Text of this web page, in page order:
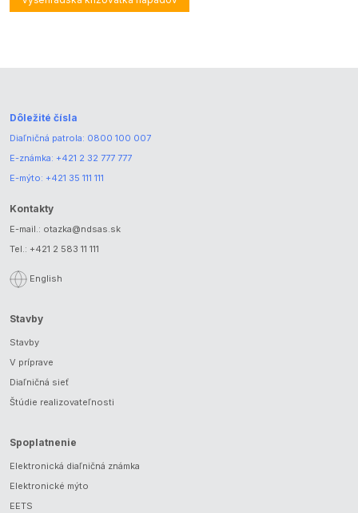
Dôležité čísla
Diaľničná patrola: 0800 100 007
E-známka: +421 2 32 777 777
E-mýto: +421 35 111 111
Kontakty
E-mail.: otazka@ndsas.sk
Tel.: +421 2 583 11 111
English
Stavby
Stavby
V príprave
Diaľničná sieť
Štúdie realizovateľnosti
Spoplatnenie
Elektronická diaľničná známka
Elektronické mýto
EETS